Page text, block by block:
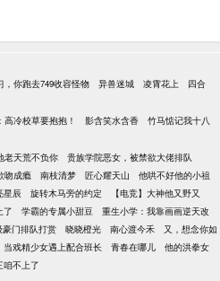
，你跑去749收容怪物 异兽迷城 凌霄花上
四合
高冷校草要抱抱！ 影含笑水含香
竹马惦记我十八
老天荒不负你
贵族学院恶女，被禁欲大佬排队
吻成瘾 南枝清梦 匠心耀天山
他哄不好他的小祖
星辰 旋转木马旁的约定
【电竞】大神他又野又
了 学霸的专属小甜豆
重生小学：我靠画画逆天改
豪门排队打赏 晓晓橙光 南心渡今禾
又，想念你如
当戏精少女遇上配合班长 青春在哪儿
他的洪拳女
咱不上了